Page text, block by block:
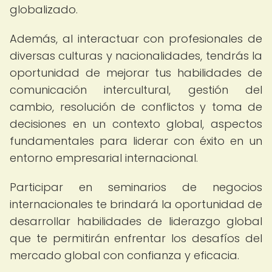
globalizado.
Además, al interactuar con profesionales de
diversas culturas y nacionalidades, tendrás la
oportunidad de mejorar tus habilidades de
comunicación intercultural, gestión del
cambio, resolución de conflictos y toma de
decisiones en un contexto global, aspectos
fundamentales para liderar con éxito en un
entorno empresarial internacional.
Participar en seminarios de negocios
internacionales te brindará la oportunidad de
desarrollar habilidades de liderazgo global
que te permitirán enfrentar los desafíos del
mercado global con confianza y eficacia.